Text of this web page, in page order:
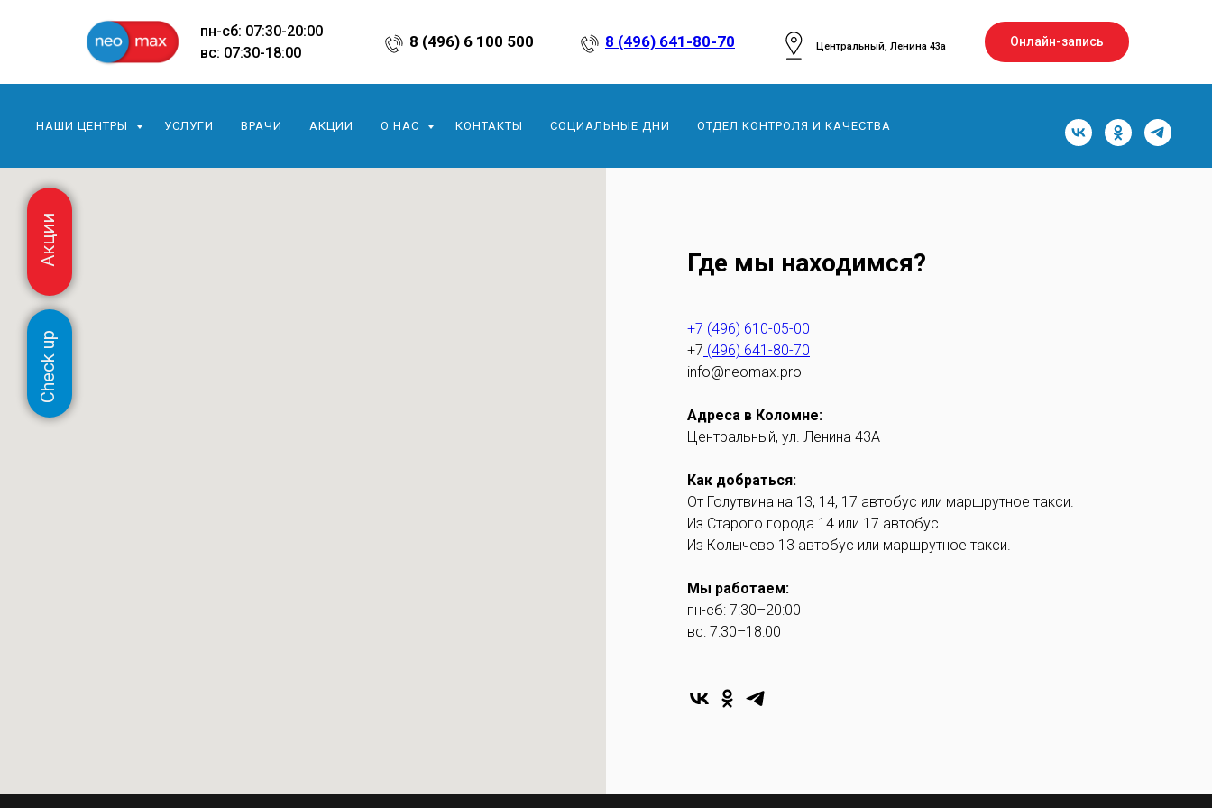
пн-сб: 07:30-20:00
вс: 07:30-18:00
Онлайн-запись
8 (496) 6 100 500 8 (496) 641-80-70 Центральный, Ленина 43а
НАШИ ЦЕНТРЫ УСЛУГИ ВРАЧИ АКЦИИ О НАС КОНТАКТЫ СОЦИАЛЬНЫЕ ДНИ ОТДЕЛ КОНТРОЛЯ И КАЧЕСТВА
Акции
Check up
Где мы находимся?
+7 (496) 610-05-00
+7 (496) 641-80-70
info@neomax.pro
Адреса в Коломне:
Центральный, ул. Ленина 43А
Как добраться:
От Голутвина на 13, 14, 17 автобус или маршрутное такси.
Из Старого города 14 или 17 автобус.
Из Колычево 13 автобус или маршрутное такси.
Мы работаем:
пн-сб: 7:30–20:00
вс: 7:30–18:00